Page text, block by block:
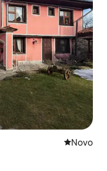
Novo
Novo